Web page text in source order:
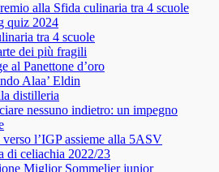
alla Sfida culinaria tra 4 scuole
quiz 2024
tra 4 scuole
dei più fragili
al Panettone d’oro
Alaa’ Eldin
distilleria
nessuno indietro: un impegno
l’IGP assieme alla 5ASV
di celiachia 2022/23
Miglior Sommelier junior